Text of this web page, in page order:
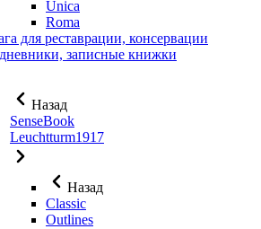
Unica
Roma
для реставрации, консервации
записные книжки
Назад
SenseBook
Leuchtturm1917
Назад
Classic
Outlines